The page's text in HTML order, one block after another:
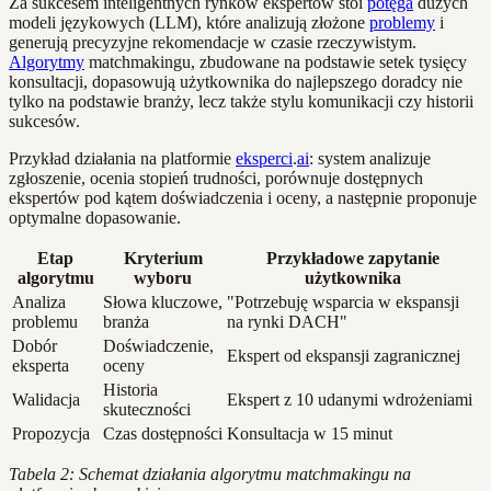
modeli językowych (LLM), które analizują złożone problemy i
generują precyzyjne rekomendacje w czasie rzeczywistym.
Algorytmy matchmakingu, zbudowane na podstawie setek tysięcy
konsultacji, dopasowują użytkownika do najlepszego doradcy nie
tylko na podstawie branży, lecz także stylu komunikacji czy historii
sukcesów.
Przykład działania na platformie eksperci.ai: system analizuje
zgłoszenie, ocenia stopień trudności, porównuje dostępnych
ekspertów pod kątem doświadczenia i oceny, a następnie proponuje
optymalne dopasowanie.
Etap
algorytmu
Kryterium
wyboru
Przykładowe zapytanie
użytkownika
Analiza
problemu
Słowa kluczowe,
branża
"Potrzebuję wsparcia w ekspansji
na rynki DACH"
Dobór
eksperta
Doświadczenie,
oceny
Ekspert od ekspansji zagranicznej
Walidacja
Historia
skuteczności
Ekspert z 10 udanymi wdrożeniami
Propozycja
Czas dostępności Konsultacja w 15 minut
Tabela 2: Schemat działania algorytmu matchmakingu na